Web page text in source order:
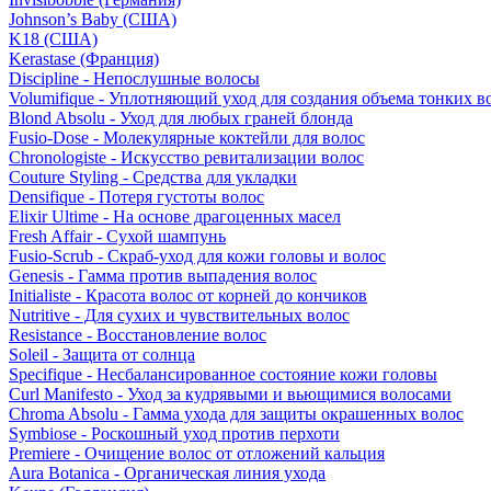
Johnson’s Baby (США)
K18 (США)
Kerastase (Франция)
Discipline - Непослушные волосы
Volumifique - Уплотняющий уход для создания объема тонких
Blond Absolu - Уход для любых граней блонда
Fusio-Dose - Молекулярные коктейли для волос
Chronologiste - Искусство ревитализации волос
Couture Styling - Средства для укладки
Densifique - Потеря густоты волос
Elixir Ultime - На основе драгоценных масел
Fresh Affair - Сухой шампунь
Fusio-Scrub - Скраб-уход для кожи головы и волос
Genesis - Гамма против выпадения волос
Initialiste - Красота волос от корней до кончиков
Nutritive - Для сухих и чувствительных волос
Resistance - Восстановление волос
Soleil - Защита от солнца
Specifique - Несбалансированное состояние кожи головы
Curl Manifesto - Уход за кудрявыми и вьющимися волосами
Chroma Absolu - Гамма ухода для защиты окрашенных волос
Symbiose - Роскошный уход против перхоти
Premiere - Очищение волос от отложений кальция
Aura Botanica - Органическая линия ухода